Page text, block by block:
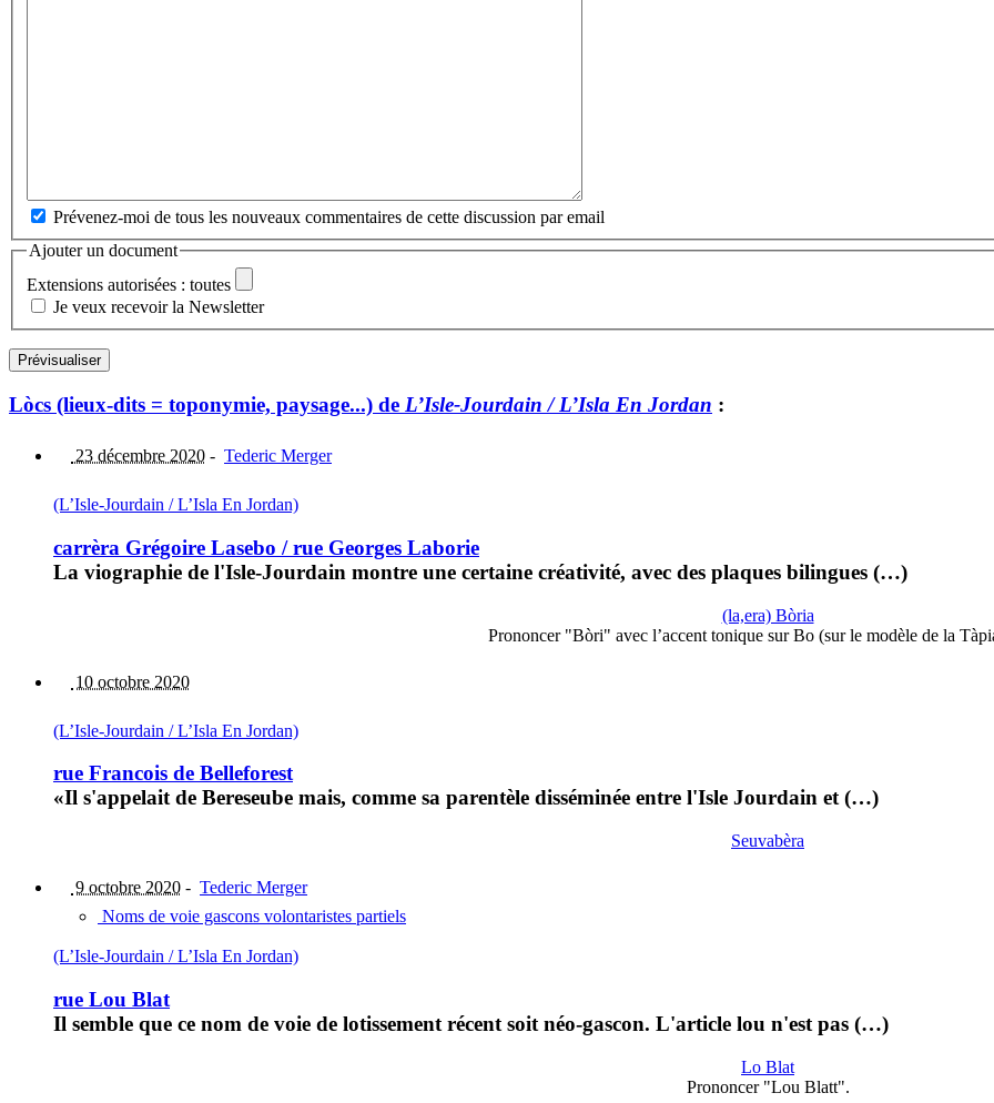
Prévenez-moi de tous les nouveaux commentaires de cette discussion par email
Ajouter un document
Extensions autorisées : toutes
Je veux recevoir la Newsletter
Lòcs (lieux-dits = toponymie, paysage...) de L’Isle-Jourdain / L’Isla En Jordan :
23 décembre 2020 - Tederic Merger
(L’Isle-Jourdain / L’Isla En Jordan)
carrèra Grégoire Lasebo / rue Georges Laborie
La viographie de l'Isle-Jourdain montre une certaine créativité, avec des plaques bilingues (…)
(la,era) Bòria
Prononcer "Bòri" avec l’accent tonique sur Bo (sur le modèle de la
10 octobre 2020
(L’Isle-Jourdain / L’Isla En Jordan)
rue Francois de Belleforest
«Il s'appelait de Bereseube mais, comme sa parentèle disséminée entre l'Isle Jourdain et (…)
Seuvabèra
9 octobre 2020 - Tederic Merger
Noms de voie gascons volontaristes partiels
(L’Isle-Jourdain / L’Isla En Jordan)
rue Lou Blat
Il semble que ce nom de voie de lotissement récent soit néo-gascon. L'article lou n'est pas (…)
Lo Blat
Prononcer "Lou Blatt".